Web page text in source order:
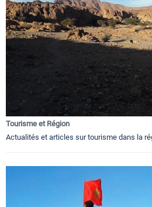
Tourisme et Région
Actualités et articles sur tourisme dans la